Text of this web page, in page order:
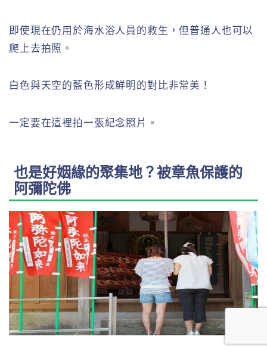
即使現在仍用於海水浴人員的救生，但普通人也可以
爬上去拍照。
白色與天空的藍色形成鮮明的對比非常美！
一定要在這裡拍一張紀念照片。
也是好姻緣的聚集地？被章魚保護的
阿彌陀佛